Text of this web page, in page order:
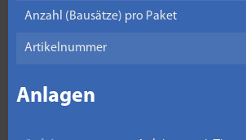
Anzahl (Bausätze) pro Paket
Artikelnummer
Anlagen